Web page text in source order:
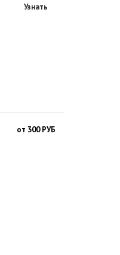
Узнать
от 300 РУБ